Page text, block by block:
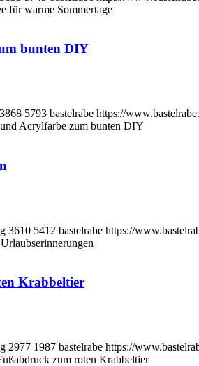
für warme Sommertage
bunten DIY
3868 5793 bastelrabe https://
Acrylfarbe zum bunten DIY
3610 5412 bastelrabe https://
Krabbeltier
2977 1987 bastelrabe https://
zum roten Krabbeltier